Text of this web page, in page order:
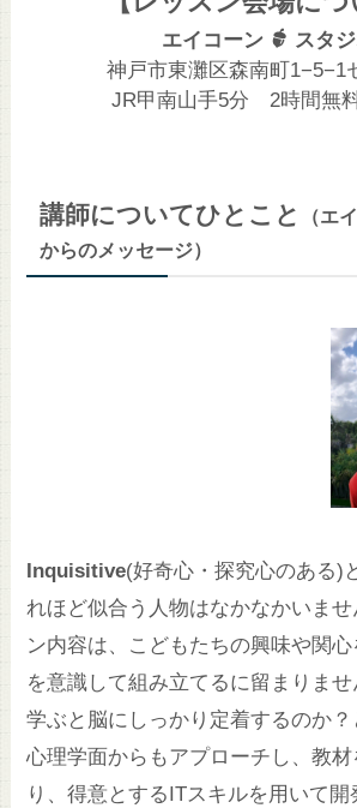
エイコーン
スタ
神戸市東灘区森南町1−5−1
JR甲南山手5分 2時間無
講師についてひとこと
（エ
からのメッセージ）
Inquisitive(好奇心・探究心のある)
れほど似合う人物はなかなかいま
ン内容は、こどもたちの興味や関心
を意識して組み立てるに留まりま
学ぶと脳にしっかり定着するのか
心理学面からもアプローチし、教
り、得意とするITスキルを用いて開